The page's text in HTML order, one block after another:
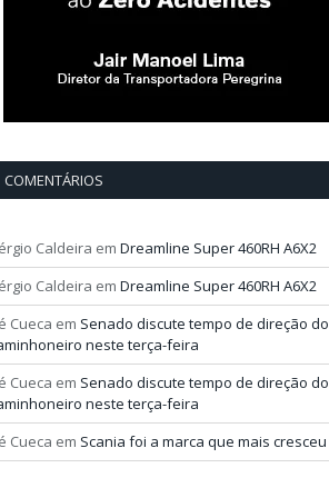
COMENTÁRIOS
Caldeira em Dreamline Super 460RH A6X2
Caldeira em Dreamline Super 460RH A6X2
Cueca em Senado discute tempo de direção do
neste terça-feira
Cueca em Senado discute tempo de direção do
neste terça-feira
Cueca em Scania foi a marca que mais cresceu